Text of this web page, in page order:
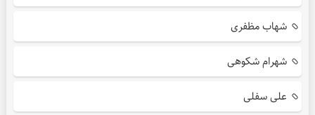
شهاب مظفری
شهرام شکوهی
علی سفلی